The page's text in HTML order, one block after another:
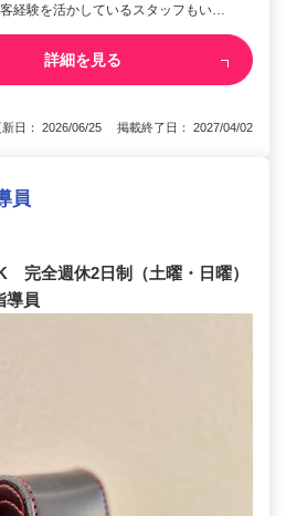
経験を活かしているスタッフもい…
詳細を見る
新日： 2026/06/25 掲載終了日： 2027/04/02
員
完全週休2日制（土曜・日曜）
導員